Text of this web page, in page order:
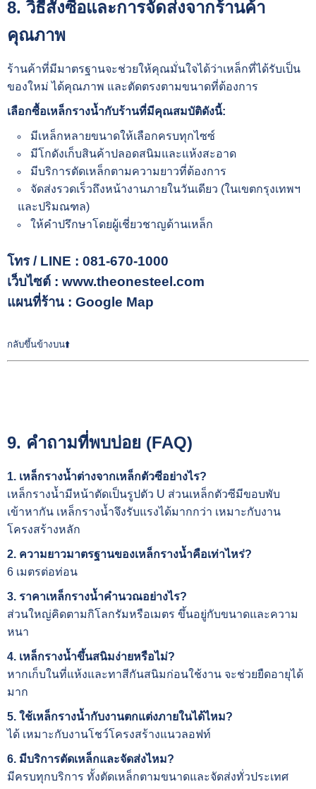
8. วิธีสั่งซื้อและการจัดส่งจากร้านค้า
คุณภาพ
ร้านค้าที่มีมาตรฐานจะช่วยให้คุณมั่นใจได้ว่าเหล็กที่ได้รับเป็น
ของใหม่ ได้คุณภาพ และตัดตรงตามขนาดที่ต้องการ
เลือกซื้อเหล็กรางน้ำกับร้านที่มีคุณสมบัติดังนี้:
มีเหล็กหลายขนาดให้เลือกครบทุกไซซ์
มีโกดังเก็บสินค้าปลอดสนิมและแห้งสะอาด
มีบริการตัดเหล็กตามความยาวที่ต้องการ
จัดส่งรวดเร็วถึงหน้างานภายในวันเดียว (ในเขตกรุงเทพฯ
และปริมณฑล)
ให้คำปรึกษาโดยผู้เชี่ยวชาญด้านเหล็ก
โทร / LINE : 081-670-1000
เว็บไซต์ : www.theonesteel.com
แผนที่ร้าน : Google Map
กลับขึ้นข้างบน⬆️
9. คำถามที่พบบ่อย (FAQ)
1. เหล็กรางน้ำต่างจากเหล็กตัวซีอย่างไร?
เหล็กรางน้ำมีหน้าตัดเป็นรูปตัว U ส่วนเหล็กตัวซีมีขอบพับ
เข้าหากัน เหล็กรางน้ำจึงรับแรงได้มากกว่า เหมาะกับงาน
โครงสร้างหลัก
2. ความยาวมาตรฐานของเหล็กรางน้ำคือเท่าไหร่?
6 เมตรต่อท่อน
3. ราคาเหล็กรางน้ำคำนวณอย่างไร?
ส่วนใหญ่คิดตามกิโลกรัมหรือเมตร ขึ้นอยู่กับขนาดและความ
หนา
4. เหล็กรางน้ำขึ้นสนิมง่ายหรือไม่?
หากเก็บในที่แห้งและทาสีกันสนิมก่อนใช้งาน จะช่วยยืดอายุได้
มาก
5. ใช้เหล็กรางน้ำกับงานตกแต่งภายในได้ไหม?
ได้ เหมาะกับงานโชว์โครงสร้างแนวลอฟท์
6. มีบริการตัดเหล็กและจัดส่งไหม?
มีครบทุกบริการ ทั้งตัดเหล็กตามขนาดและจัดส่งทั่วประเทศ